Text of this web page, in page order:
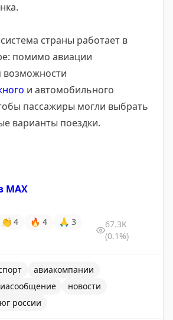
страны работает в
помимо авиации
возможности
и автомобильного
пассажиры могли выбрать
варианты поездки.
MAX
👏 4 🔥 4 🙏 3
67.3K
(0.1%)
авиакомпании
новости
юг россии